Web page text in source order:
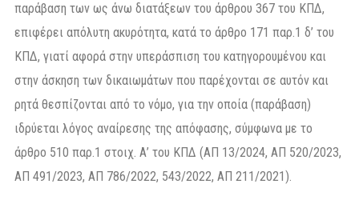
παράβαση των ως άνω διατάξεων του άρθρου 367 του ΚΠΔ,
επιφέρει απόλυτη ακυρότητα, κατά το άρθρο 171 παρ.1 δ’ του
ΚΠΔ, γιατί αφορά στην υπεράσπιση του κατηγορουμένου και
στην άσκηση των δικαιωμάτων που παρέχονται σε αυτόν και
ρητά θεσπίζονται από το νόμο, για την οποία (παράβαση)
ιδρύεται λόγος αναίρεσης της απόφασης, σύμφωνα με το
άρθρο 510 παρ.1 στοιχ. Α’ του ΚΠΔ (ΑΠ 13/2024, ΑΠ 520/2023,
ΑΠ 491/2023, ΑΠ 786/2022, 543/2022, ΑΠ 211/2021).